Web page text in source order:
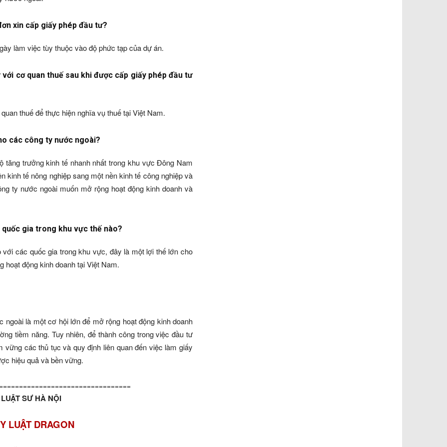
xin cấp giấy phép đầu tư?
làm việc tùy thuộc vào độ phức tạp của dự án.
cơ quan thuế sau khi được cấp giấy phép đầu tư
thuế để thực hiện nghĩa vụ thuế tại Việt Nam.
các công ty nước ngoài?
tăng trưởng kinh tế nhanh nhất trong khu vực Đông Nam
kinh tế nông nghiệp sang một nền kinh tế công nghiệp và
ty nước ngoài muốn mở rộng hoạt động kinh doanh và
gia trong khu vực thế nào?
các quốc gia trong khu vực, đây là một lợi thế lớn cho
động kinh doanh tại Việt Nam.
là một cơ hội lớn để mở rộng hoạt động kinh doanh
tiềm năng. Tuy nhiên, để thành công trong việc đầu tư
các thủ tục và quy định liên quan đến việc làm giấy
hiệu quả và bền vững.
SƯ HÀ NỘI
LUẬT DRAGON